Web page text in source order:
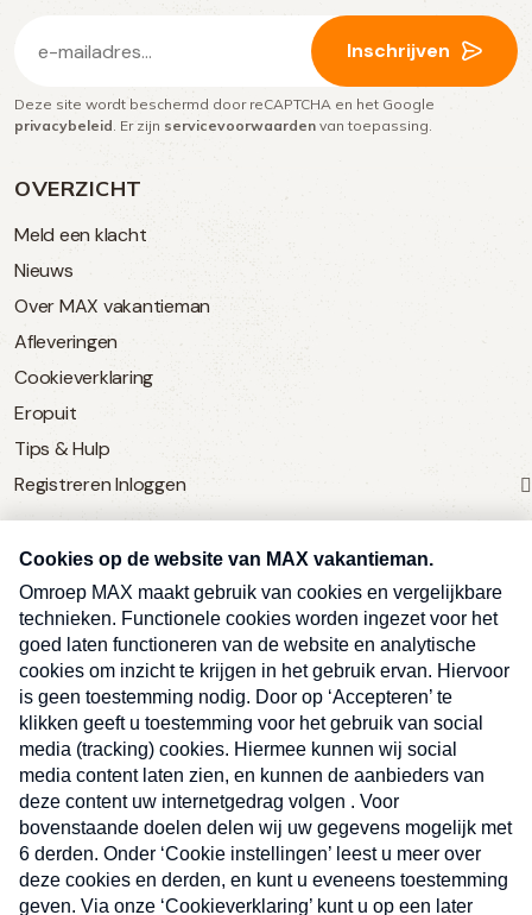
OVERZICHT
Meld een klacht
Nieuws
Over MAX vakantieman
Afleveringen
Cookieverklaring
Eropuit
Tips & Hulp
Registreren Inloggen
SERVICE
Over Omroep MAX
MAX Vandaag
MAX Meldpunt
Pers
Contact
Algemene voorwaarden
Privacyverklaring
Kwetsbaarheid melden
RegistrerenInloggen
mailadres
(Vereist)
Inschrijven
Deze site wordt beschermd door reCAPTCHA en het Google
privacybeleid . Er zijn servicevoorwaarden van toepassing.
Ben je benieuwd naar meer
vakantienieuws- en tips?
E-
Inschrijven